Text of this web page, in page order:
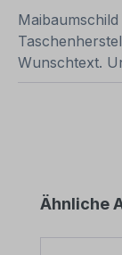
Wunschtext.
Ähnliche